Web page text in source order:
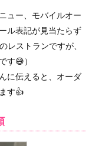
ュー、モバイルオー
ル表記が見当たらず
レストランですが、
す😅）
に伝えると、オーダ
す👍